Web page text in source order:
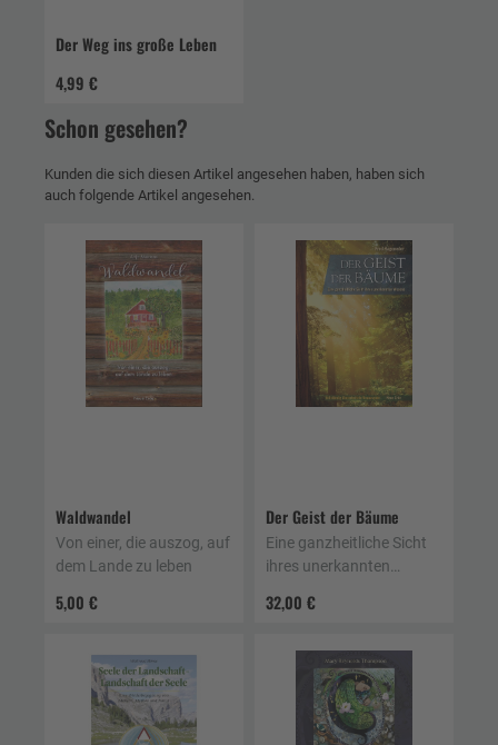
Der Weg ins große Leben
4,99 €
Schon gesehen?
Kunden die sich diesen Artikel angesehen haben, haben sich
auch folgende Artikel angesehen.
Waldwandel
5,00 €
Von einer, die auszog, auf
dem Lande zu leben
Der Geist der Bäume
32,00 €
Eine ganzheitliche Sicht
ihres unerkannten